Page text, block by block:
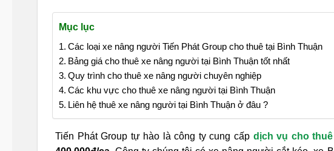
Mục lục
Các loại xe nâng người Tiến Phát Group cho thuê tại Bình Thuận
Bảng giá cho thuê xe nâng người tại Bình Thuận tốt nhất
Quy trình cho thuê xe nâng người chuyên nghiệp
Các khu vực cho thuê xe nâng người tại Bình Thuận
Liên hệ thuê xe nâng người tại Bình Thuận ở đâu ?
Tiến Phát Group tự hào là công ty cung cấp dịch vụ cho